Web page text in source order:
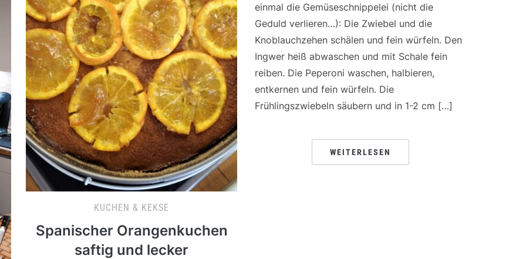
KUCHEN & KEKSE
Spanischer Orangenkuchen
saftig und lecker
einmal die Gemüseschnippelei (nicht die
Geduld verlieren…): Die Zwiebel und die
Knoblauchzehen schälen und fein würfeln. Den
Ingwer heiß abwaschen und mit Schale fein
reiben. Die Peperoni waschen, halbieren,
entkernen und fein würfeln. Die
Frühlingszwiebeln säubern und in 1-2 cm […]
WEITERLESEN